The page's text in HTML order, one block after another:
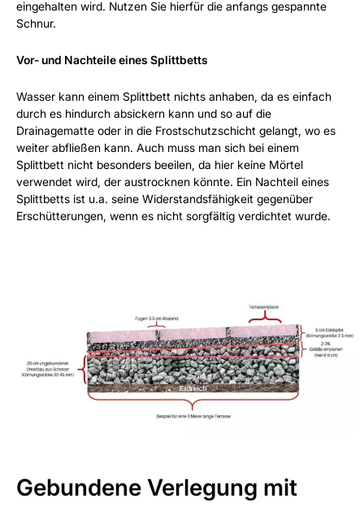
eingehalten wird. Nutzen Sie hierfür die anfangs gespannte
Schnur.
Vor- und Nachteile eines Splittbetts
Wasser kann einem Splittbett nichts anhaben, da es einfach
durch es hindurch absickern kann und so auf die
Drainagematte oder in die Frostschutzschicht gelangt, wo es
weiter abfließen kann. Auch muss man sich bei einem
Splittbett nicht besonders beeilen, da hier keine Mörtel
verwendet wird, der austrocknen könnte. Ein Nachteil eines
Splittbetts ist u.a. seine Widerstandsfähigkeit gegenüber
Erschütterungen, wenn es nicht sorgfältig verdichtet wurde.
Gebundene Verlegung mit